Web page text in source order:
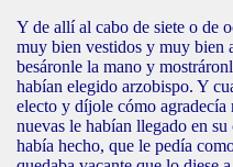
Y de allí al cabo de siete o de
muy bien vestidos y muy bien
besáronle la mano y
habían elegido arzobispo. Y
electo y díjole cómo agradecía
nuevas le habían llegado en
había hecho, que le pedía